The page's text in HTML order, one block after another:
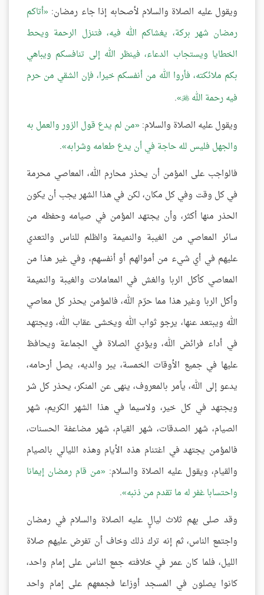
ويقول عليه الصلاة والسلام لأصحابه إذا جاء رمضان: أتاكم
رمضان شهر بركة، يغشاكم الله فيه، فتنزل الرحمة ويحط
الخطايا ويستجاب الدعاء، فينظر الله إلى تنافسكم ويباهي
بكم ملائكته، فأروا الله من أنفسكم خيرا، فإن الشقي من حرم
فيه رحمة الله 
.
ويقول عليه الصلاة والسلام: من لم يدع قول الزور والعمل به
والجهل فليس لله حاجة في أن يدع طعامه وشرابه .
فالواجب على المؤمن أن يحذر محارم الله، المعاصي محرمة
في كل وقت وفي كل مكان، لكن في هذا الشهر يجب أن يكون
الحذر منها أكثر، وأن يجتهد المؤمن في صيامه وحفظه من
سائر المعاصي من الغيبة والنميمة والظلم للناس والتعدي
عليهم في أي شيء من أموالهم أو أنفسهم، وفي غير هذا من
المعاصي كأكل الربا والغش في المعاملات والغيبة والنميمة
وأكل الربا وغير هذا مما حرّم الله، فالمؤمن يحذر كل معاصي
الله ويبتعد عنها، يرجو ثواب الله ويخشى عقاب الله، ويجتهد
في أداء فرائض الله، ويؤدي الصلاة في الجماعة ويحافظ
عليها في جميع الأوقات الخمسة، يبر والديه، يصل أرحامه،
يدعو إلى الله، يأمر بالمعروف، ينهى عن المنكر، يحذر كل شر
ويجتهد في كل خير، ولاسيما في هذا الشهر الكريم، شهر
الصيام، شهر الصدقات، شهر القيام، شهر مضاعفة الحسنات،
فالمؤمن يجتهد في اغتنام هذه الأيام وهذه الليالي بالصيام
والقيام، ويقول عليه الصلاة والسلام: من قام رمضان إيمانا
واحتسابا غفر له ما تقدم من ذنبه .
وقد صلى بهم ثلاث ليالٍ عليه الصلاة والسلام في رمضان
واجتمع الناس، ثم إنه ترك ذلك وخاف أن تفرض عليهم صلاة
الليل، فلما كان عمر في خلافته جمع الناس على إمام واحد،
كانوا يصلون في المسجد أوزاعا فجمعهم على إمام واحد